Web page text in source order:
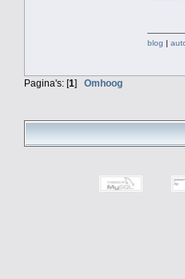
blog |
Pagina's: [1] Omhoog